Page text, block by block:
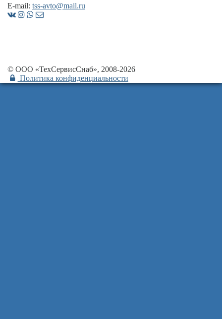
E-mail: tss-avto@mail.ru
© ООО «ТехСервисСнаб», 2008-2026
Политика конфиденциальности